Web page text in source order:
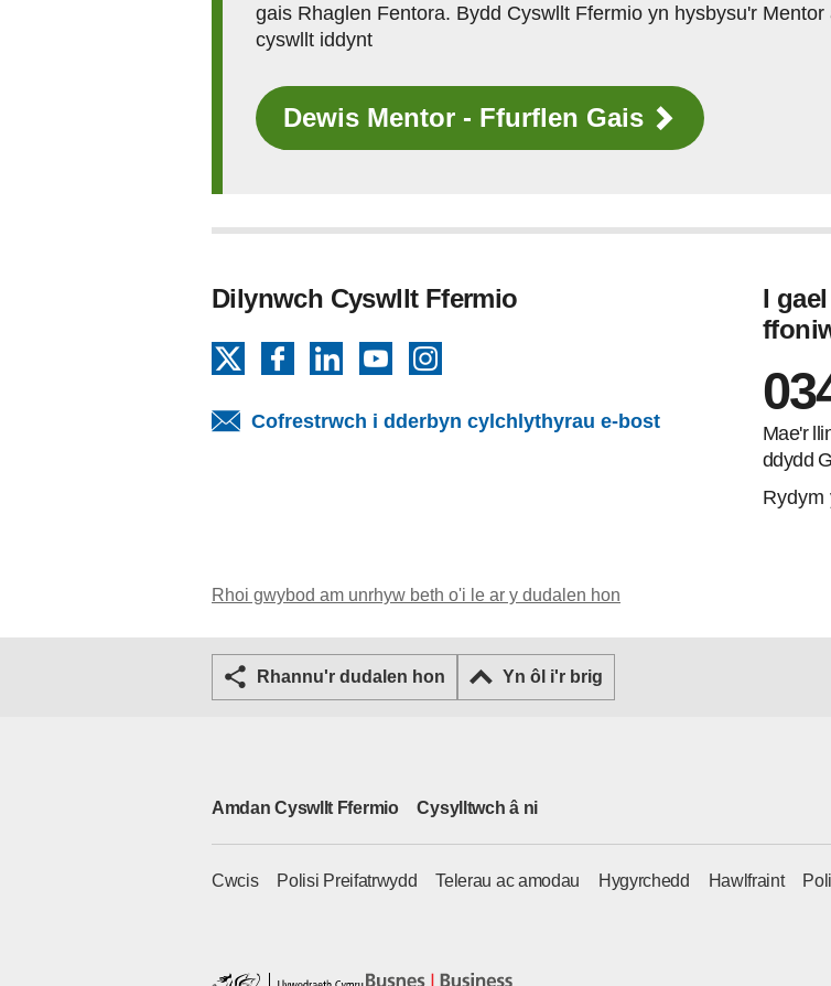
gais Rhaglen Fentora. Bydd Cyswllt Ffermio yn hysbysu'r
cyswllt iddynt
Dewis Mentor - Ffurflen Gais
Dilynwch Cyswllt Ffermio
FacebookLinkedInYouTube
Cofrestrwch i dderbyn cylchlythyrau e-bost
I
Mae'r
ddydd
Rydym
Rhoi gwybod am unrhyw beth o'i le ar y dudalen hon
Rhannu'r dudalen hon Yn ôl i'r brig
Amdan Cyswllt Ffermio Cysylltwch â ni
Cwcis Polisi Preifatrwydd Telerau ac amodau Hygyrchedd Hawlfraint